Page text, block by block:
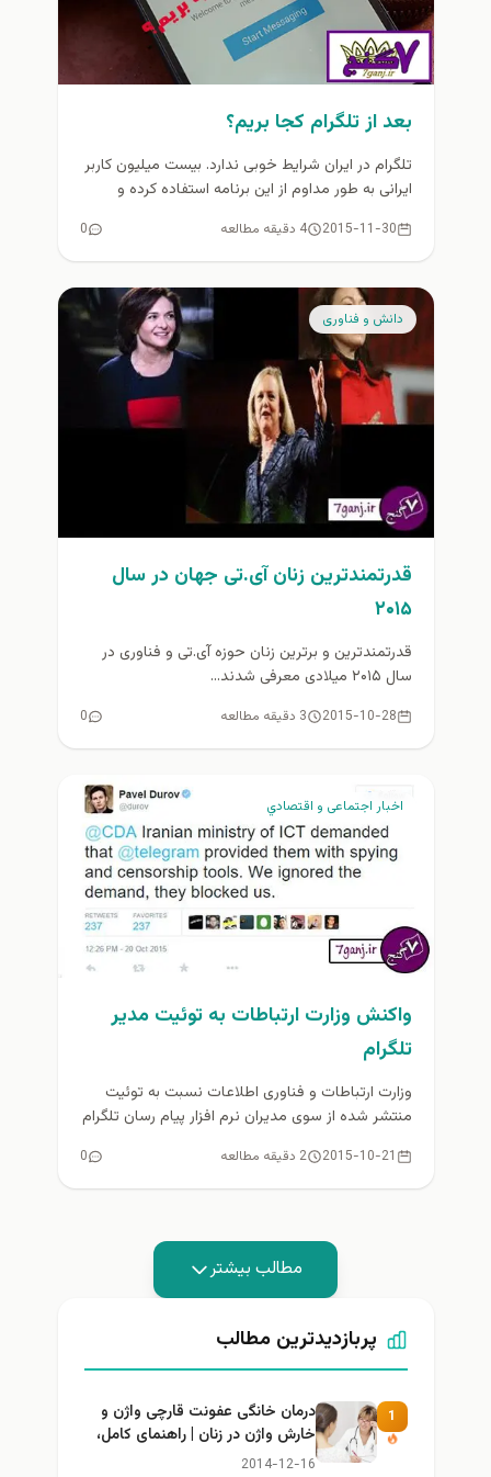
بعد از تلگرام کجا بریم؟
تلگرام در ایران شرایط خوبی ندارد. بیست میلیون کاربر
ایرانی به طور مداوم از این برنامه استفاده کرده و
2015-11-30 4 دقیقه مطالعه 0
دانش و فناوری
قدرتمندترین زنان آی.تی جهان در سال
۲۰۱۵
قدرتمندترین و برترین زنان حوزه آی.تی و فناوری در
سال ۲۰۱۵ میلادی معرفی شدند...
2015-10-28 3 دقیقه مطالعه 0
اخبار اجتماعی و اقتصادي
واكنش وزارت ارتباطات به توئیت مدير
تلگرام
وزارت ارتباطات و فناوری اطلاعات نسبت به توئیت
منتشر شده از سوی مدیران نرم افزار پیام رسان تلگرام
2015-10-21 2 دقیقه مطالعه 0
مطالب بیشتر
پربازدیدترین مطالب
1
درمان خانگی عفونت قارچی واژن و
خارش واژن در زنان | راهنمای کامل،
ایمن و کاربردی
2014-12-16